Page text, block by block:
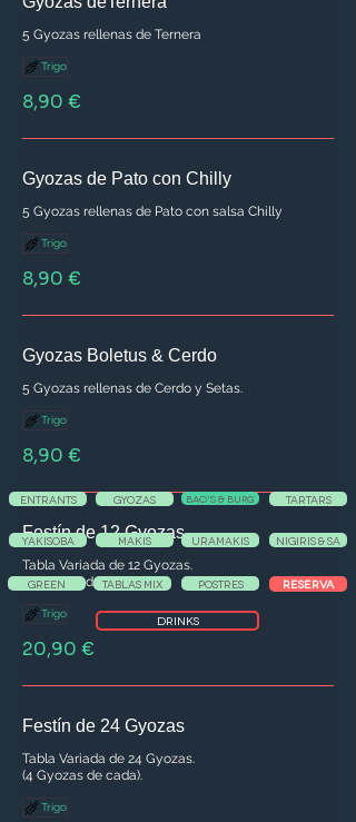
5 Gyozas rellenas de Ternera
8,90 €
Trigo
Gyozas de Pato con Chilly
5 Gyozas rellenas de Pato con salsa Chilly
8,90 €
Trigo
Gyozas Boletus & Cerdo
5 Gyozas rellenas de Cerdo y Setas.
8,90 €
Trigo
Festín de 12 Gyozas
Tabla Variada de 12 Gyozas.
(2 Gyozas de cada).
20,90 €
Trigo
Festín de 24 Gyozas
Tabla Variada de 24 Gyozas.
(4 Gyozas de cada).
Trigo
ENTRANTS GYOZAS BAO'S & BURG TARTARS
YAKISOBA MAKIS URAMAKIS NIGIRIS & SA
GREEN TABLAS MIX POSTRES RESERVA
DRINKS